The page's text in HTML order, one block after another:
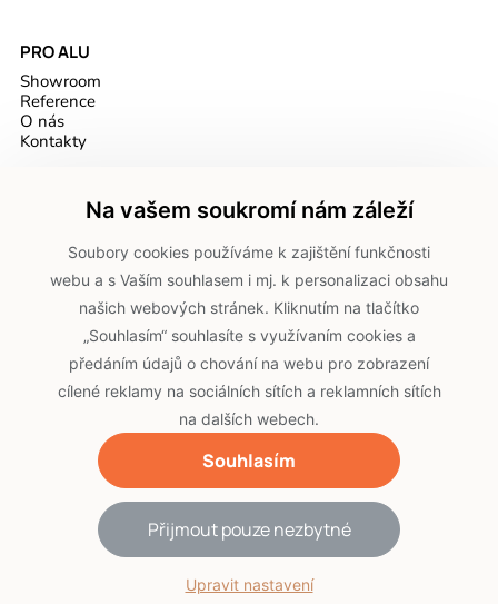
PRO ALU
Showroom
Reference
O nás
Kontakty
DOKUMENTY
Cookies
NAŠE POBOČKY
Vestec, Praha
Vlašim, výroba
© 2026 Proalu s.r.o. | VytvořilwebProgress|Upravit nastavení
výrobce BECKER
Na vašem soukromí nám záleží
Soubory cookies používáme k zajištění funkčnosti
webu a s Vaším souhlasem i mj. k personalizaci obsahu
našich webových stránek. Kliknutím na tlačítko
„Souhlasím“ souhlasíte s využívaním cookies a
předáním údajů o chování na webu pro zobrazení
cílené reklamy na sociálních sítích a reklamních sítích
na dalších webech.
Souhlasím
Přijmout pouze nezbytné
Upravit nastavení